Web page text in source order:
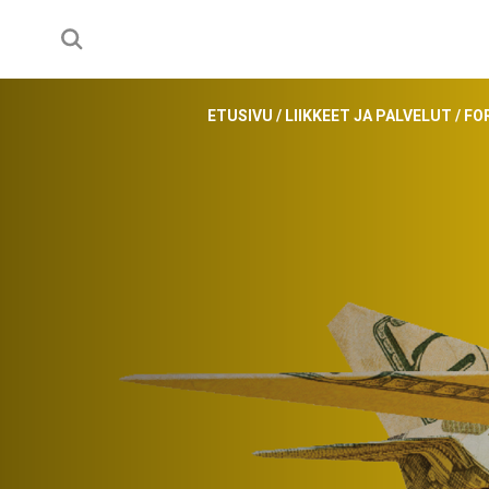
ETUSIVU / LIIKKEET JA PALVELUT /